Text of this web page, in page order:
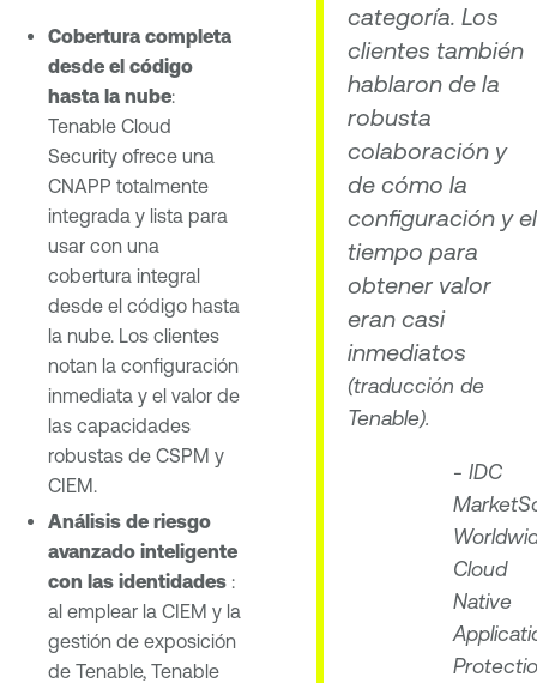
categoría. Los
clientes también
hablaron de la
robusta
colaboración y
de cómo la
configuración y el
tiempo para
obtener valor
eran casi
inmediatos
(traducción de
Tenable).
- IDC
Cloud
Native
Cobertura completa
desde el código
hasta la nube:
Tenable Cloud
Security ofrece una
CNAPP totalmente
integrada y lista para
usar con una
cobertura integral
desde el código hasta
la nube. Los clientes
notan la configuración
inmediata y el valor de
las capacidades
robustas de CSPM y
CIEM.
Análisis de riesgo
avanzado inteligente
con las identidades :
al emplear la CIEM y la
gestión de exposición
de Tenable, Tenable